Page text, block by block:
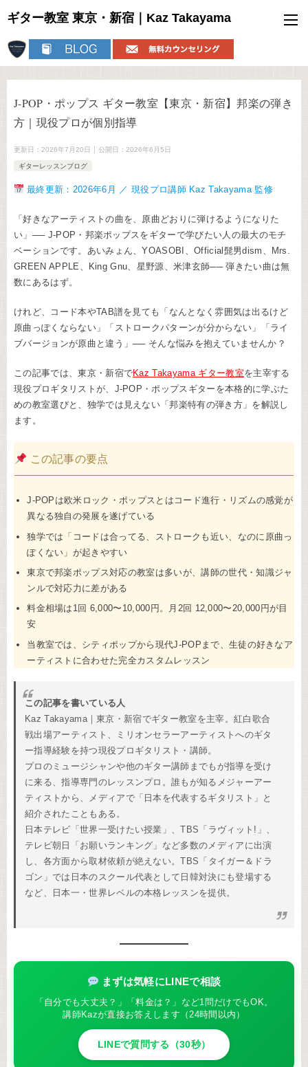
ギター教室 東京・新宿｜Kaz Takayama
J-POP・ポップス ギター教室【東京・新宿】邦楽の弾き
方｜現役プロが個別指導
更新日： 2026年7月20日 公開日： 2026年6月5日
ギターレッスンブログ
最終更新：2026年6月 ／ 現役プロ講師 Kaz Takayama 監修
「好きなアーティストの曲を、原曲どおりに弾けるようになりた
い」── J-POP・邦楽ポップスをギターで学びたい人の最大のモチ
ベーションです。あいみょん、YOASOBI、Official髭男dism、Mrs.
GREEN APPLE、King Gnu、星野源、米津玄師── 弾きたい曲は無
数にあるはず。
けれど、コード本やTAB譜を見ても「なんとなく雰囲気は出るけど
原曲っぽくならない」「ストロークパターンが分からない」「ライ
ブバージョンが原曲と違う」── そんな悩みを抱えていませんか？
この記事では、東京・新宿でKaz Takayama ギター教室を主宰する
現役プロギタリストが、J-POP・ポップスギターを本格的に学ぶた
めの教室選びと、独学では見えない「邦楽特有の弾き方」を解説し
ます。
この記事の要点
J-POPは欧米ロック・ポップスとはコード進行・リズムの感覚が
異なる独自の発展を遂げている
独学では「コードは合ってる、ストロークも近い、なのに原曲っ
ぽくない」が起きやすい
東京で邦楽ポップス対応の教室は多いが、講師の世代・知識ジャ
ンルで対応力に差がある
料金相場は1回 6,000〜10,000円。月2回 12,000〜20,000円が目
安
当教室では、シティポップから現代J-POPまで、生徒の好きなア
ーティストに合わせた完全カスタムレッスン
この記事を書いている人
Kaz Takayama｜東京・新宿でギター教室を主宰。紅白歌合
戦出場アーティスト、ミリオンセラーアーティストへのギタ
ー指導経験を持つ現役プロギタリスト・講師。
プロのミュージシャンや他のギター講師までもが指導を受け
に来る、指導専門のレッスンプロ。誰もが知るメジャーアー
ティストから、メディアで「日本を代表するギタリスト」と
紹介されたこともある。
日本テレビ「世界一受けたい授業」、TBS「ラヴィット!」、
テレビ朝日「お願いランキング」など多数のメディアに出演
し、各方面から取材依頼が絶えない。TBS「タイガー＆ドラ
ゴン」では日本のスクール代表として日韓対決にも登場する
など、日本一・世界レベルの本格レッスンを提供。
まずは気軽にLINEで相談
「自分でも大丈夫？」「料金は？」など1問だけでもOK。
講師Kazが直接お答えします（24時間以内）
LINEで質問する（30秒）